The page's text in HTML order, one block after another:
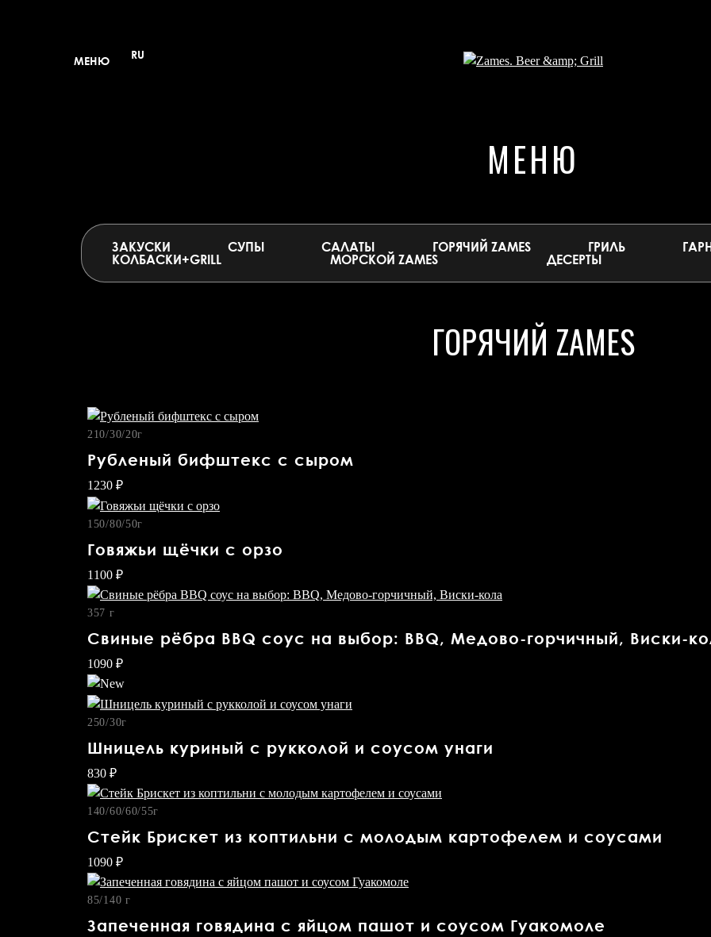
МЕНЮ Выберите язык
RU
МЕНЮ
ДОСТАВКА
АКЦИИ
РЕСТОРАНЫ
КОНТАКТЫ
ЛОЯЛЬНОСТЬ
ВАКАНСИИ
ФРАНШИЗА
МЕНЮ
ЗАКУСКИ СУПЫ САЛАТЫ ГОРЯЧИЙ ZAMES ГРИЛЬ
КОЛБАСКИ+GRILL
МОРСКОЙ ZAMES ДЕСЕРТЫ
ГОРЯЧИЙ ZAMES
210/30/20г
Рубленый бифштекс с сыром
1230 ₽
150/80/50г
Говяжьи щёчки с орзо
1100 ₽
357 г
Свиные рёбра BBQ соус на выбор: BBQ, Медово-горчичный, Виски-
1090 ₽
250/30г
Шницель куриный с рукколой и соусом унаги
830 ₽
140/60/60/55г
Cтейк Брискет из коптильни с молодым картофелем и соусами
1090 ₽
85/140 г
Запеченная говядина с яйцом пашот и соусом Гуакомоле